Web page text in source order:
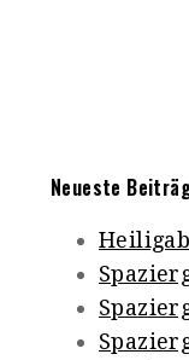
Neueste